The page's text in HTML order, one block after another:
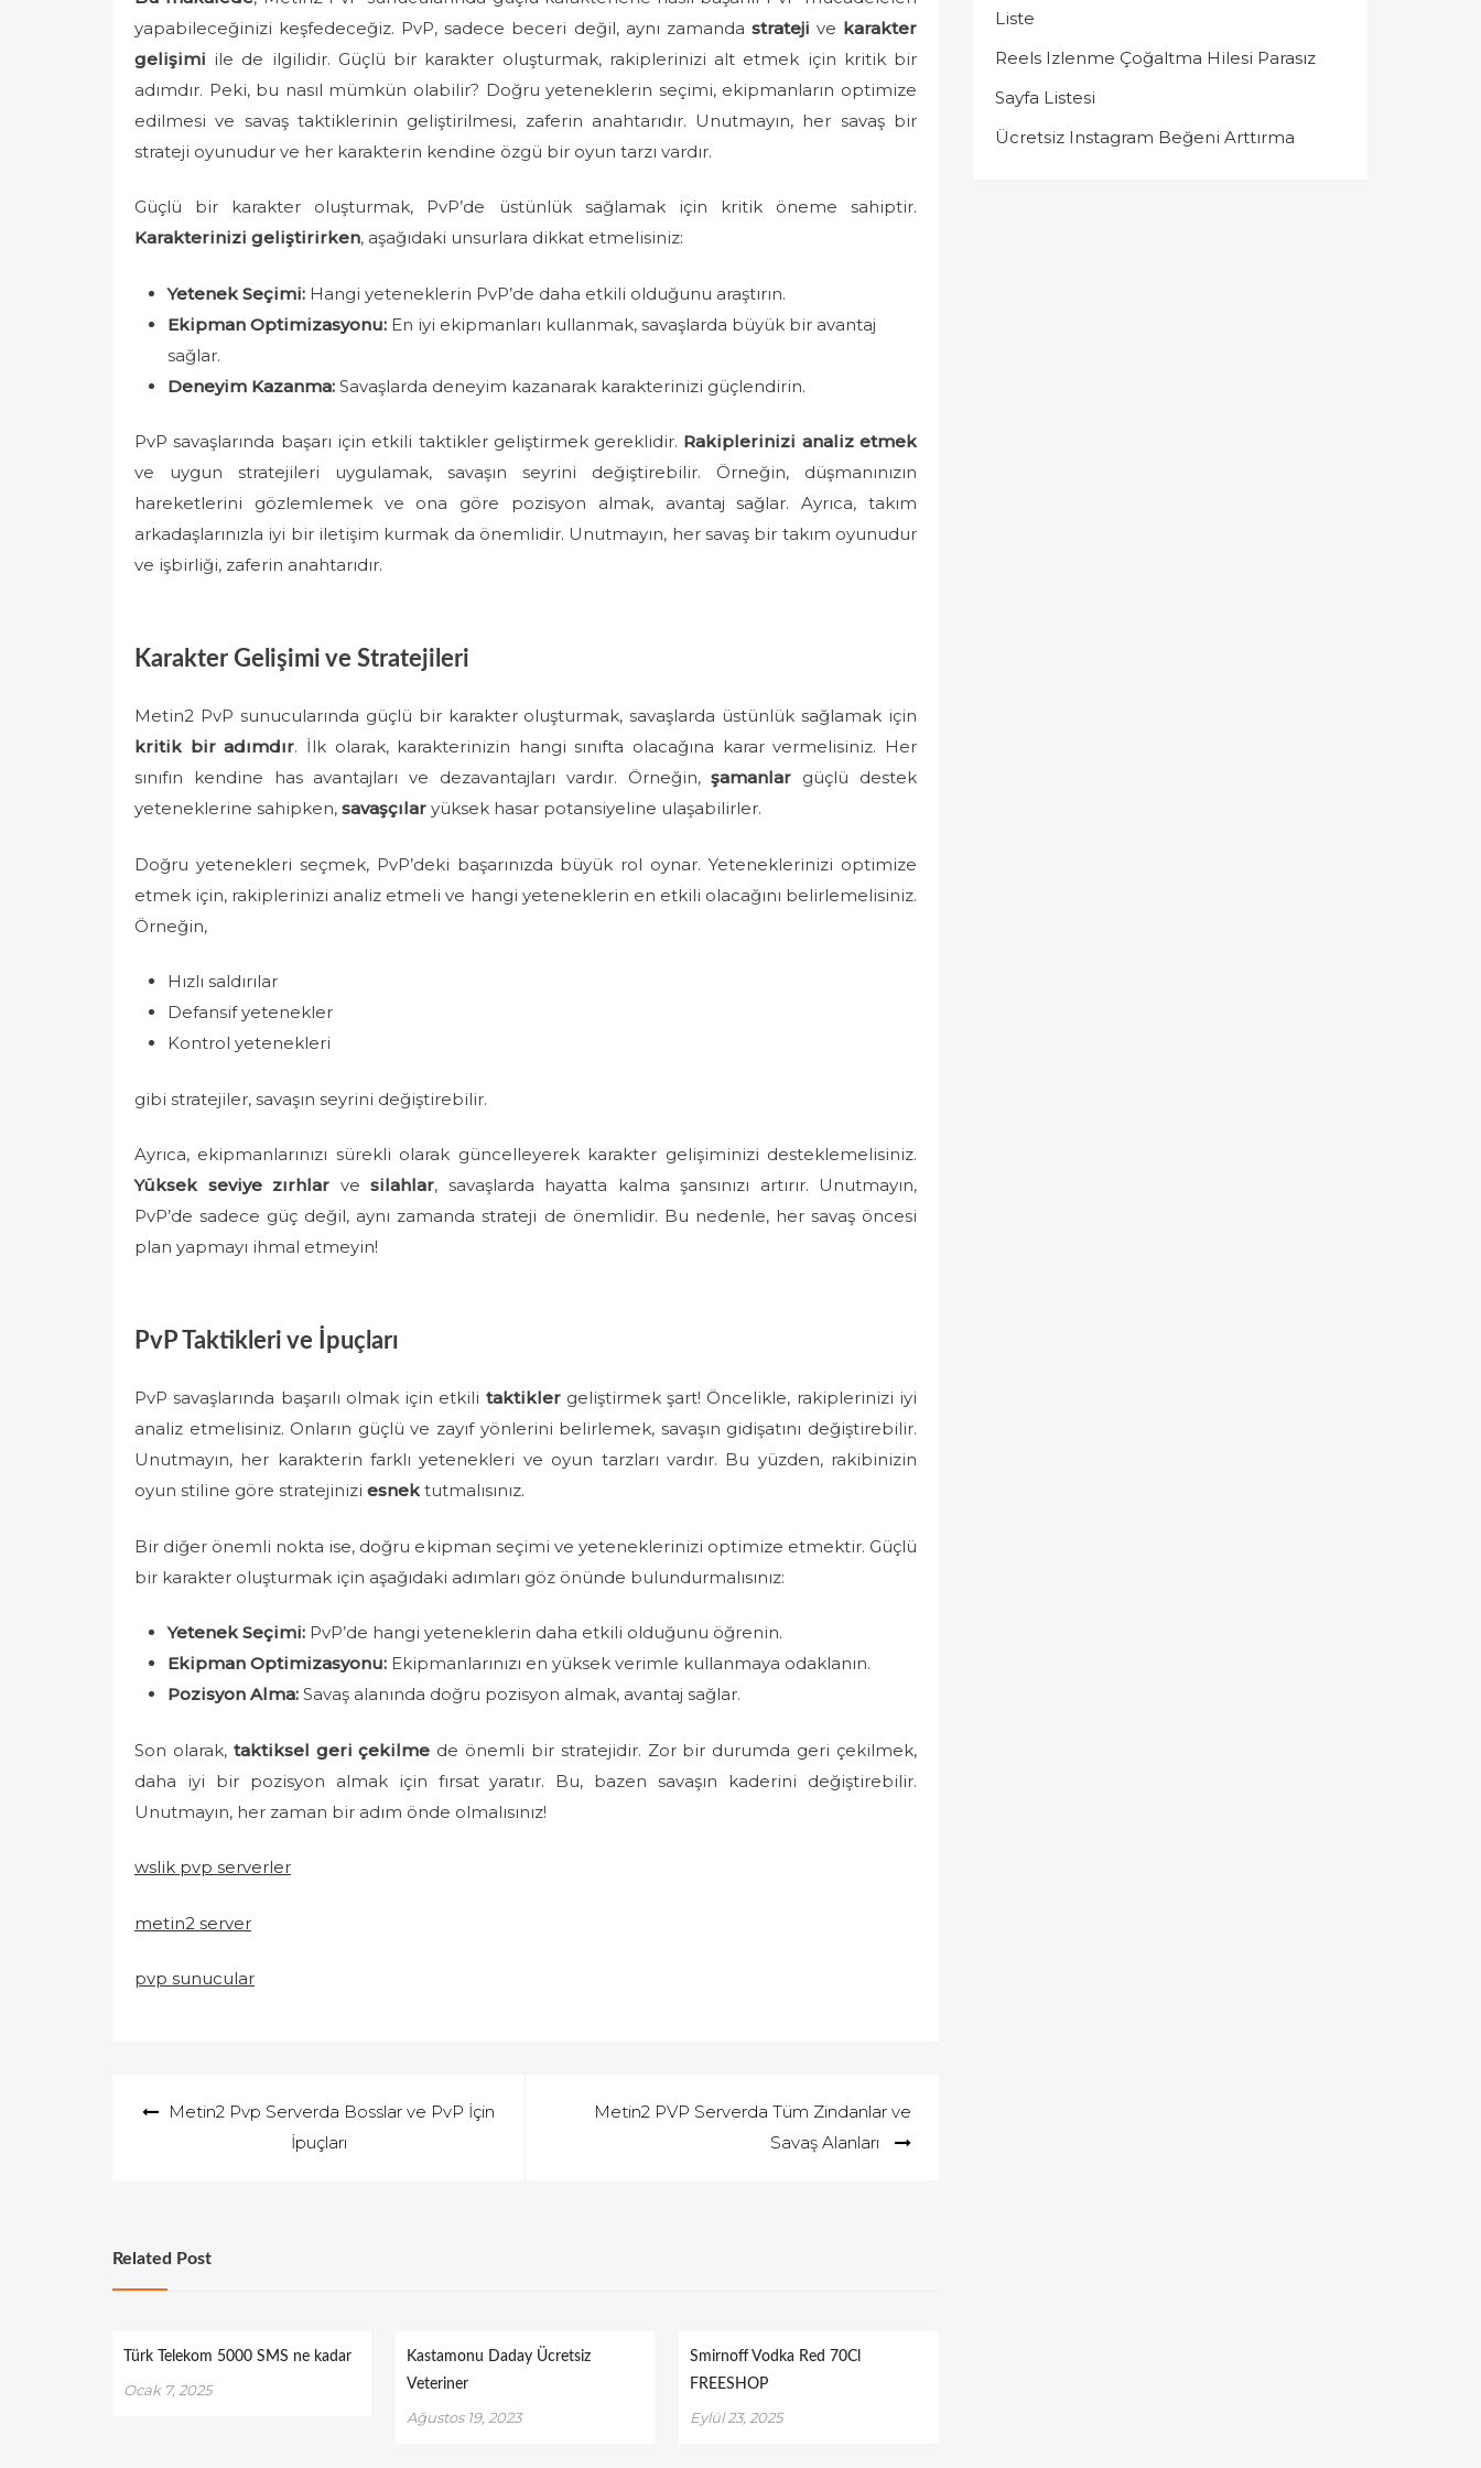
e
n
yapabileceğinizi keşfedeceğiz. PvP, sadece beceri değil, aynı zamanda strateji ve karakter
gelişimi ile de ilgilidir. Güçlü bir karakter oluşturmak, rakiplerinizi alt etmek için kritik bir
adımdır. Peki, bu nasıl mümkün olabilir? Doğru yeteneklerin seçimi, ekipmanların optimize
edilmesi ve savaş taktiklerinin geliştirilmesi, zaferin anahtarıdır. Unutmayın, her savaş bir
strateji oyunudur ve her karakterin kendine özgü bir oyun tarzı vardır.
Güçlü bir karakter oluşturmak, PvP’de üstünlük sağlamak için kritik öneme sahiptir.
Karakterinizi geliştirirken, aşağıdaki unsurlara dikkat etmelisiniz:
Yetenek Seçimi: Hangi yeteneklerin PvP’de daha etkili olduğunu araştırın.
Ekipman Optimizasyonu: En iyi ekipmanları kullanmak, savaşlarda büyük bir avantaj
sağlar.
Deneyim Kazanma: Savaşlarda deneyim kazanarak karakterinizi güçlendirin.
PvP savaşlarında başarı için etkili taktikler geliştirmek gereklidir. Rakiplerinizi analiz etmek
ve uygun stratejileri uygulamak, savaşın seyrini değiştirebilir. Örneğin, düşmanınızın
hareketlerini gözlemlemek ve ona göre pozisyon almak, avantaj sağlar. Ayrıca, takım
arkadaşlarınızla iyi bir iletişim kurmak da önemlidir. Unutmayın, her savaş bir takım oyunudur
ve işbirliği, zaferin anahtarıdır.
Karakter Gelişimi ve Stratejileri
Metin2 PvP sunucularında güçlü bir karakter oluşturmak, savaşlarda üstünlük sağlamak için
kritik bir adımdır. İlk olarak, karakterinizin hangi sınıfta olacağına karar vermelisiniz. Her
sınıfın kendine has avantajları ve dezavantajları vardır. Örneğin,şamanlar güçlü destek
yeteneklerine sahipken, savaşçılar yüksek hasar potansiyeline ulaşabilirler.
Doğru yetenekleri seçmek, PvP’deki başarınızda büyük rol oynar. Yeteneklerinizi optimize
etmek için, rakiplerinizi analiz etmeli ve hangi yeteneklerin en etkili olacağını belirlemelisiniz.
Örneğin,
Hızlı saldırılar
Defansif yetenekler
Kontrol yetenekleri
gibi stratejiler, savaşın seyrini değiştirebilir.
Ayrıca, ekipmanlarınızı sürekli olarak güncelleyerek karakter gelişiminizi desteklemelisiniz.
Yüksek seviye zırhlar ve silahlar, savaşlarda hayatta kalma şansınızı artırır. Unutmayın,
PvP’de sadece güç değil, aynı zamanda strateji de önemlidir. Bu nedenle, her savaş öncesi
plan yapmayı ihmal etmeyin!
PvP Taktikleri ve İpuçları
PvP savaşlarında başarılı olmak için etkili taktiklergeliştirmek şart! Öncelikle, rakiplerinizi iyi
analiz etmelisiniz. Onların güçlü ve zayıf yönlerini belirlemek, savaşın gidişatını değiştirebilir.
Unutmayın, her karakterin farklı yetenekleri ve oyun tarzları vardır. Bu yüzden, rakibinizin
oyun stiline göre stratejinizi esnektutmalısınız.
Bir diğer önemli nokta ise, doğru ekipman seçimi ve yeteneklerinizi optimize etmektir. Güçlü
bir karakter oluşturmak için aşağıdaki adımları göz önünde bulundurmalısınız:
Yetenek Seçimi: PvP’de hangi yeteneklerin daha etkili olduğunu öğrenin.
Ekipman Optimizasyonu: Ekipmanlarınızı en yüksek verimle kullanmaya odaklanın.
Pozisyon Alma: Savaş alanında doğru pozisyon almak, avantaj sağlar.
Son olarak, taktiksel geri çekilme de önemli bir stratejidir. Zor bir durumda geri çekilmek,
daha iyi bir pozisyon almak için fırsat yaratır. Bu, bazen savaşın kaderini değiştirebilir.
Unutmayın, her zaman bir adım önde olmalısınız!
wslik pvp serverler
metin2 server
pvp sunucular
gezinmesi
Metin2 Pvp Serverda Bosslar ve PvP İçin
İpuçları
Metin2 PVP Serverda Tüm Zindanlar ve
Savaş Alanları
Related Post
Türk Telekom 5000 SMS ne kadar
Ocak 7, 2025
Kastamonu Daday Ücretsiz
Veteriner
Ağustos 19, 2023
Smirnoff Vodka Red 70Cl
FREESHOP
Eylül 23, 2025
Liste
Reels Izlenme Çoğaltma Hilesi Parasız
Sayfa Listesi
Ücretsiz Instagram Beğeni Arttırma